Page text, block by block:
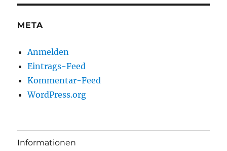
META
Anmelden
Eintrags-Feed
Kommentar-Feed
WordPress.org
Informationen